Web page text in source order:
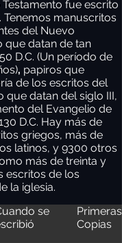
fue escrito
Tenemos manuscritos
del Nuevo
que datan de tan
D.C. (Un período de
, papiros que
de los escritos del
que datan del siglo III,
del Evangelio de
D.C. Hay más de
griegos, más de
latinos, y 9300 otros
más de treinta y
escritos de los
la iglesia.
se
Primeras
Copias